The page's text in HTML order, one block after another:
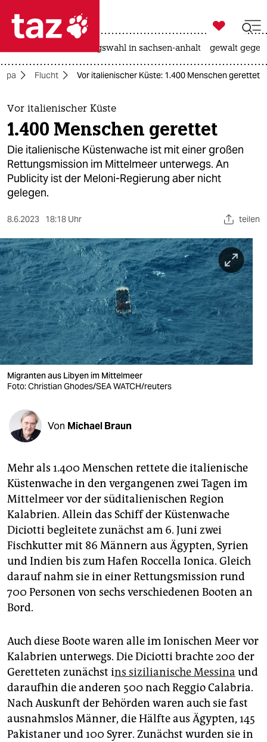
 taz zahl ich
taz zahl ich
themen
politik
öko
gesellschaft
kultur
sport
berlin
nord
wahrheit
verlag
verlag
shop
fragen & hilfe
unterstützen
abo
genossenschaft
epaper login

taz zahl ich
landtagswahl in sachsen-anhalt gewalt
Flucht Vor italienischer Küste: 1.400 Menschen gerettet
Vor italienischer Küste
1.400 Menschen gerettet
Die italienische Küstenwache ist mit einer großen
Rettungsmission im Mittelmeer unterwegs. An
Publicity ist der Meloni-Regierung aber nicht
gelegen.
8.6.2023 18:18 Uhr teilen
Migranten aus Libyen im Mittelmeer
Foto: Christian Ghodes/SEA WATCH/reuters
Von Michael Braun
Mehr als 1.400 Menschen rettete die italienische
Küstenwache in den vergangenen zwei Tagen im
Mittelmeer vor der süditalienischen Region
Kalabrien. Allein das Schiff der Küstenwache
Diciotti begleitete zunächst am 6. Juni zwei
Fischkutter mit 86 Männern aus Ägypten, Syrien
und Indien bis zum Hafen Roccella Ionica. Gleich
darauf nahm sie in einer Rettungsmission rund
700 Personen von sechs verschiedenen Booten an
Bord.
Auch diese Boote waren alle im Ionischen Meer vor
Kalabrien unterwegs. Die Diciotti brachte 200 der
Geretteten zunächst ins sizilianische Messina und
daraufhin die anderen 500 nach Reggio Calabria.
Nach Auskunft der Behörden waren auch sie fast
ausnahmslos Männer, die Hälfte aus Ägypten, 145
Pakistaner und 100 Syrer. Zunächst wurden sie in